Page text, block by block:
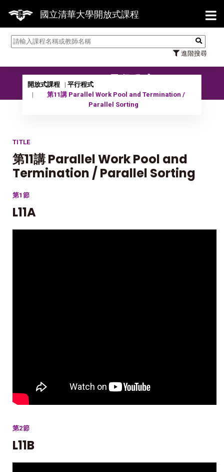
國立清華大學開放式課程
進階搜尋
【
10701 平行程式
開放式課程
平行程式
第11講 Parallel Work Pool and Termination /
Parallel Sorting
TITLE
第11講 Parallel Work Pool and
Termination / Parallel Sorting
第1節
L11A
第2節
L11B